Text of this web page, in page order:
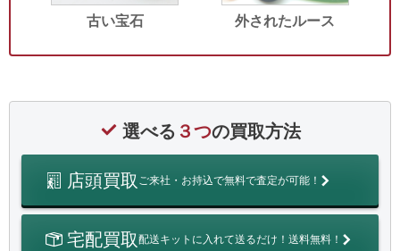
古い宝石 外されたルース
選べる ３つの買取方法
店頭買取 ご来社・お持込で無料で査定が可能！
宅配買取配送キットに入れて送るだけ！送料無料！